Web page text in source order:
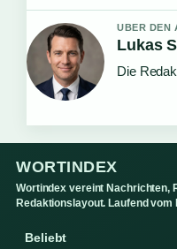
UBER DEN
Lukas
Die
WORTINDEX
Wortindex vereint Nachrichten,
Redaktionslayout. Laufend
Beliebt